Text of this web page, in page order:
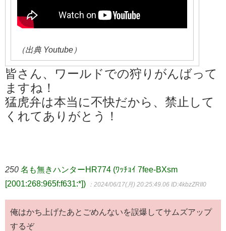
（出典 Youtube）
皆さん、ワールドでの狩りがんばって
ますね！
猛虎弁は本当に不快だから、禁止して
くれてありがとう！
250 名も無きハンターHR774 (ﾜｯﾁｮｲ 7fee-BXsm
[2001:268:965f:f631:*])
：2024/06/17(月) 20:25:49.06 ID:4kbzZRII0
俺はかち上げたあとごめんないを誤爆してサムズアップ
するぞ